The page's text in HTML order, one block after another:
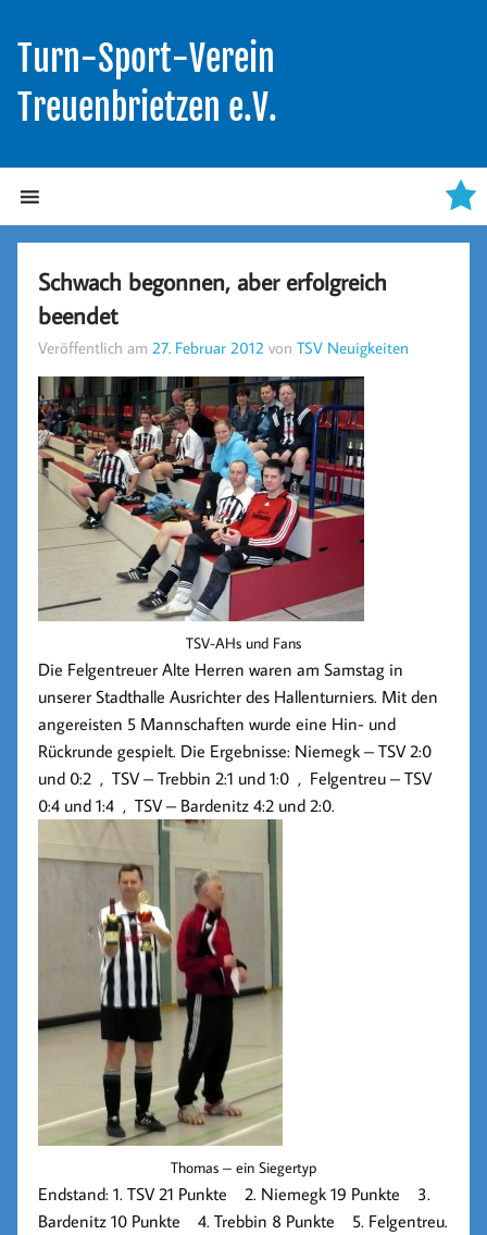
Turn-Sport-Verein
Treuenbrietzen e.V.
Schwach begonnen, aber erfolgreich
beendet
Veröffentlich am 27. Februar 2012 vonTSV Neuigkeiten
TSV-AHs und Fans
Die Felgentreuer Alte Herren waren am Samstag in
unserer Stadthalle Ausrichter des Hallenturniers. Mit den
angereisten 5 Mannschaften wurde eine Hin- und
Rückrunde gespielt. Die Ergebnisse: Niemegk – TSV 2:0
und 0:2 , TSV – Trebbin 2:1 und 1:0 , Felgentreu – TSV
0:4 und 1:4 , TSV – Bardenitz 4:2 und 2:0.
Thomas – ein Siegertyp
Endstand: 1. TSV 21 Punkte 2. Niemegk 19 Punkte 3.
Bardenitz 10 Punkte 4. Trebbin 8 Punkte 5. Felgentreu.